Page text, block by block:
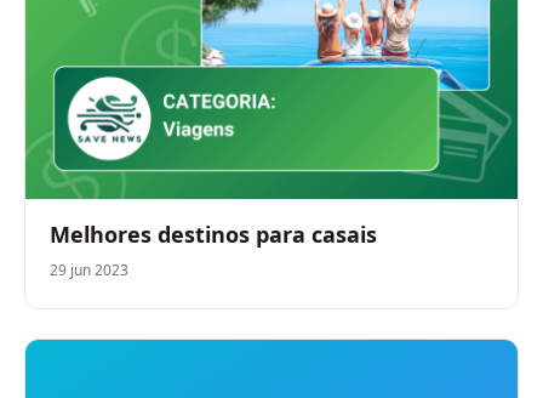
Melhores destinos para casais
29 jun 2023